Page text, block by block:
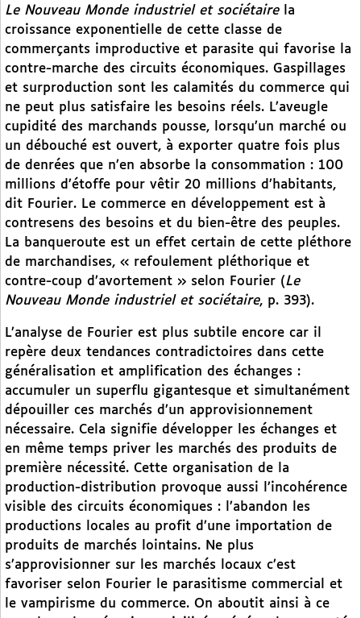
Le Nouveau Monde industriel et sociétairela
croissance exponentielle de cette classe de
commerçants improductive et parasite qui favorise la
contre-marche des circuits économiques. Gaspillages
et surproduction sont les calamités du commerce qui
ne peut plus satisfaire les besoins réels. L’aveugle
cupidité des marchands pousse, lorsqu’un marché ou
un débouché est ouvert, à exporter quatre fois plus
de denrées que n’en absorbe la consommation : 100
millions d’étoffe pour vêtir 20 millions d’habitants,
dit Fourier. Le commerce en développement est à
contresens des besoins et du bien-être des peuples.
La banqueroute est un effet certain de cette pléthore
de marchandises, « refoulement pléthorique et
contre-coup d’avortement » selon Fourier (Le
Nouveau Monde industriel et sociétaire, p. 393).
L’analyse de Fourier est plus subtile encore car il
repère deux tendances contradictoires dans cette
généralisation et amplification des échanges :
accumuler un superflu gigantesque et simultanément
dépouiller ces marchés d’un approvisionnement
nécessaire. Cela signifie développer les échanges et
en même temps priver les marchés des produits de
première nécessité. Cette organisation de la
production-distribution provoque aussi l’incohérence
visible des circuits économiques : l’abandon les
productions locales au profit d’une importation de
produits de marchés lointains. Ne plus
s’approvisionner sur les marchés locaux c’est
favoriser selon Fourier le parasitisme commercial et
le vampirisme du commerce. On aboutit ainsi à ce